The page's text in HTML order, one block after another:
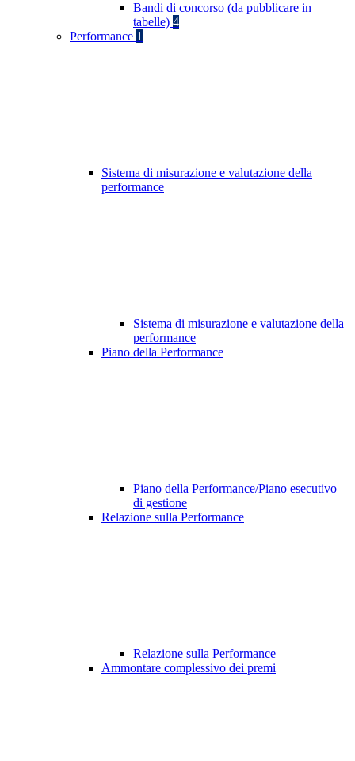
Bandi di concorso (da pubblicare in
tabelle) 4
Performance 1
Sistema di misurazione e valutazione della
performance
Sistema di misurazione e valutazione della
performance
Piano della Performance
Piano della Performance/Piano esecutivo
di gestione
Relazione sulla Performance
Relazione sulla Performance
Ammontare complessivo dei premi